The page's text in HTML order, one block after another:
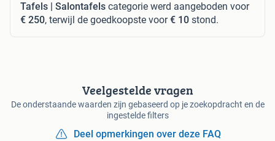
Tafels | Salontafels categorie werd aangeboden voor
€ 250, terwijl de goedkoopste voor€ 10 stond.
Veelgestelde vragen
De onderstaande waarden zijn gebaseerd op je zoekopdracht en de
ingestelde filters
Deel opmerkingen over deze FAQ